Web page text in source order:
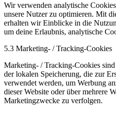
Wir verwenden analytische
unsere Nutzer zu optimieren. Mit
erhalten wir Einblicke in die
um deine Erlaubnis, analytische
5.3 Marketing- / Tracking-Cookies
Marketing- / Tracking-Cookies
der lokalen Speicherung, die zur
verwendet werden, um Werbung
dieser Website oder über mehrere
Marketingzwecke zu verfolgen.